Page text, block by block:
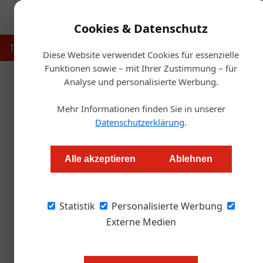
Cookies & Datenschutz
Diese Website verwendet Cookies für essenzielle
Funktionen sowie – mit Ihrer Zustimmung – für
Analyse und personalisierte Werbung.
Mehr Informationen finden Sie in unserer
Datenschutzerklärung.
Alle akzeptieren Ablehnen
Statistik
Personalisierte Werbung
Externe Medien
Touristik